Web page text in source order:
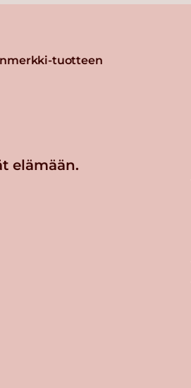
tuotteen
elämään.